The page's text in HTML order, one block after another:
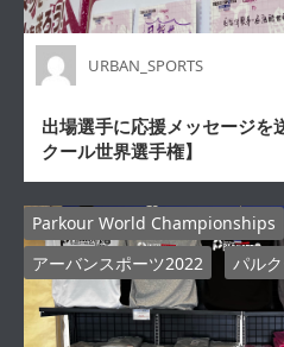
URBAN_SPORTS
出場選手に応援メッセージを
クール世界選手権】
Parkour World Championships
アーバンスポーツ2022
パル